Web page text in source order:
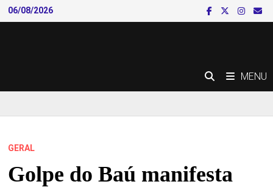
Skip
to
06/08/2026
MENU
GERAL
Golpe do Baú manifesta